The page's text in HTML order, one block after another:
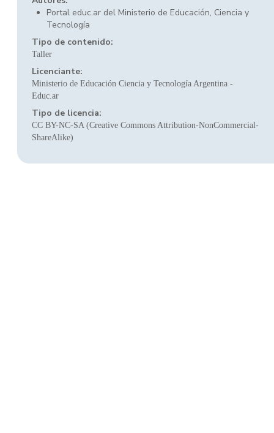
Portal educ.ar del Ministerio de Educación, Ciencia y
Tecnología
Tipo de contenido:
Taller
Licenciante:
Ministerio de Educación Ciencia y Tecnología Argentina -
Educ.ar
Tipo de licencia:
CC BY-NC-SA (Creative Commons Attribution-NonCommercial-
ShareAlike)